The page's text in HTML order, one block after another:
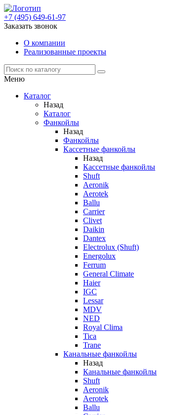
+7 (495) 649-61-97
Заказать звонок
О компании
Реализованные проекты
Меню
Каталог
Назад
Каталог
Фанкойлы
Назад
Фанкойлы
Кассетные фанкойлы
Назад
Кассетные фанкойлы
Shuft
Aeronik
Aerotek
Ballu
Carrier
Clivet
Daikin
Dantex
Electrolux (Shuft)
Energolux
Ferrum
General Climate
Haier
IGC
Lessar
MDV
NED
Royal Clima
Tica
Trane
Канальные фанкойлы
Назад
Канальные фанкойлы
Shuft
Aeronik
Aerotek
Ballu